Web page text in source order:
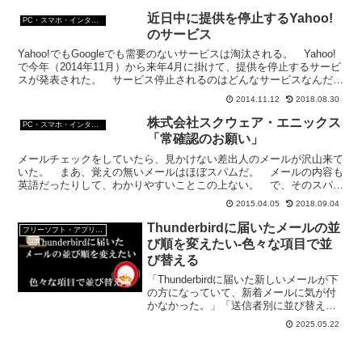
PC・スマホ・インターネットトラブルの解消方法
近日中に提供を停止するYahoo!
のサービス
Yahoo!でもGoogleでも需要のないサービスは淘汰される。 Yahoo!
で今年（2014年11月）から来年4月に掛けて、提供を停止するサービ
スが発表された。 サービス停止されるのはどんなサービスなんだろ
2014.11.12 2018.08.30
PC・スマホ・インターネットトラブルの解消方法
株式会社スクウェア・エニックス
「常確認のお願い」
メールチェックをしていたら、見かけない差出人のメールが沢山来て
いた。 まあ、覚えの無いメールはほぼスパムだ。 メールの内容も
英語だったりして、わかりやすいことこの上ない。 で、そのスパム
メールの中で「常確認のお願い」という題名のメールがあっ...
2015.04.05 2018.09.04
Thunderbirdに届いたメールの並
び順を変えたい-色々な項目で並
び替える
「Thunderbirdに届いた新しいメールが下
の方になっていて、新着メールに気が付
かなかった。」「送信者別に並び替えた
い」こんな時に、簡単に受信箱のメール
の並び順を変えることができる。設定の
2025.05.22